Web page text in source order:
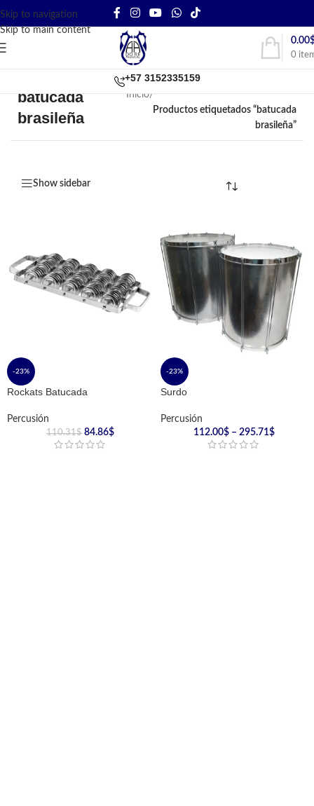
Skip to navigation
Skip to main content
0
0.00
+57 3152335159
batucada
brasileña
Inicio/
Productos etiquetados “batucada
brasileña”
Show sidebar
-23%
Rockats Batucada
Percusión
110.31$ 84.86$
-23%
Surdo
Percusión
112.00$ – 295.71$